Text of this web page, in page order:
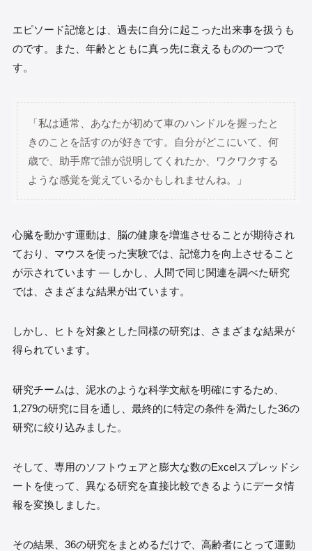
エピソード記憶とは、過去に自分に起こった出来事を扱うも
のです。また、年齢とともに真っ先に衰えるものの一つで
す。
「私は通常、あなたが初めて車のハンドルを握ったと
きのことを話すのが好きです。自分がどこにいて、何
歳で、助手席で誰が説明してくれたか、ワクワクする
ような感覚を覚えているかもしれませんね。」
心臓を動かす運動は、脳の健康を増進させることが期待され
ており、マウスを使った実験では、記憶力を向上させること
が示されています — しかし、人間で同じ関連を調べた研究
では、さまざまな結果が出ています。
しかし、ヒトを対象とした同様の研究は、さまざまな結果が
得られています。
研究チームは、泥水のような科学文献を明確にするため、
1,279の研究に目を通し、最終的に特定の条件を満たした36の
研究に絞り込みました。
そして、専用のソフトウェアと膨大な数のExcelスプレッドシ
ートを使って、異なる研究を直接比較できるようにデータ情
報を変換しました。
その結果、36の研究をまとめるだけで、高齢者にとって運動